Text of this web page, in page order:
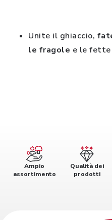
Unite il ghiaccio,
le fragole e le fette
Ampio
assortimento
Qualità dei
prodotti